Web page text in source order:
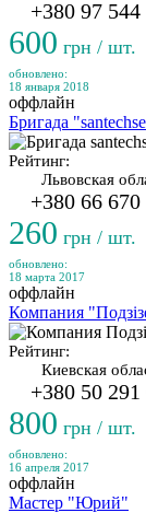
+380 97 544
600 грн / шт.
обновлено:
18 января 2018
оффлайн
Бригада
Рейтинг:
Львовская
+380 66
260 грн / шт.
обновлено:
18 марта 2017
оффлайн
Компания
Рейтинг:
Киевская
+380 50 291
800 грн / шт.
обновлено:
16 апреля 2017
оффлайн
Мастер "Юрий"